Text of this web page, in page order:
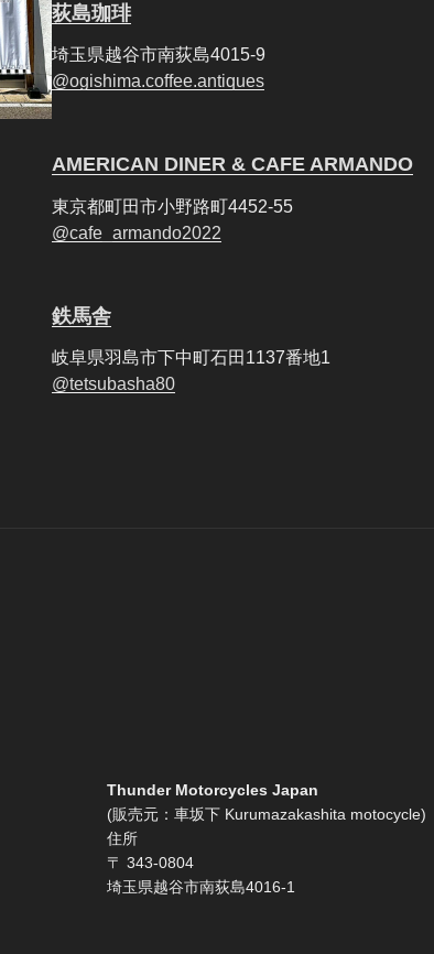
荻島珈琲
埼玉県越谷市南荻島4015-9
@ogishima.coffee.antiques
AMERICAN DINER & CAFE ARMANDO
東京都町田市小野路町4452-55
@cafe_armando2022
鉄馬舎
岐阜県羽島市下中町石田1137番地1
@tetsubasha80
Thunder Motorcycles Japan
(販売元：車坂下 Kurumazakashita motocycle)
住所
〒 343-0804
埼玉県越谷市南荻島4016-1